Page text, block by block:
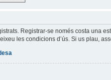
Registrar-se només costa una
les condicions d’ús. Si us plau,